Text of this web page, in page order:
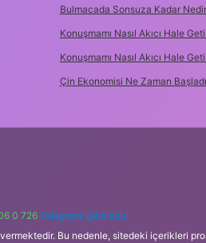
Bulmacada Sonsuza Kadar Nedir
Konuşmamı Nasıl Akıcı Hale
Konuşmamı Nasıl Akıcı Hale
Çin Ekonomisi Ne Zaman Başladı
0 726 Telegram: @karabul
vermektedir. Bu nedenle, sitedeki içerikleri